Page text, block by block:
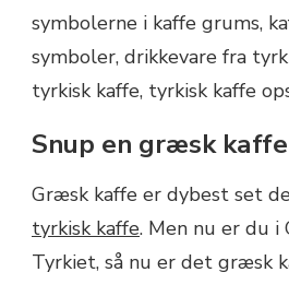
Snup en græsk kaffe
Græsk kaffe er dybest set
tyrkisk kaffe. Men nu er du i
Tyrkiet, så nu er det græsk